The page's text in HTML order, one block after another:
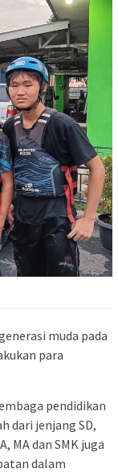
muda pada
para
pendidikan
dari jenjang SD,
MA dan SMK juga
dalam